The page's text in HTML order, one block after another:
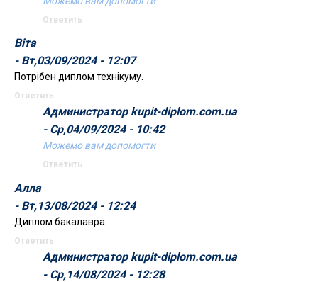
Ответить
Віта
- Вт,03/09/2024 - 12:07
Потрібен диплом технікуму.
Ответить
Администратор kupit-diplom.com.ua
- Ср,04/09/2024 - 10:42
Можемо вам допомогти
Ответить
Алла
- Вт,13/08/2024 - 12:24
Диплом бакалавра
Ответить
Администратор kupit-diplom.com.ua
- Ср,14/08/2024 - 12:28